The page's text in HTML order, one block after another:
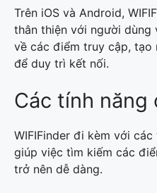
Trên iOS và Android,
thân thiện với người
về các điểm truy cập, tạo
để duy trì kết nối.
Các tính năng
WIFIFinder đi kèm với
giúp việc tìm kiếm các
trở nên dễ dàng.